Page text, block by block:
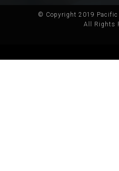
© Copyright 2019
All Rights